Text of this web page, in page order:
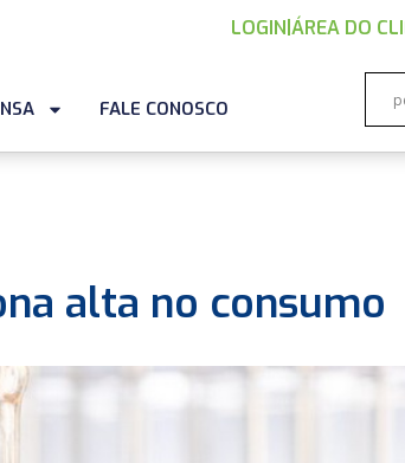
LOGIN |ÁREA DO
FALE CONOSCO
alta no consumo